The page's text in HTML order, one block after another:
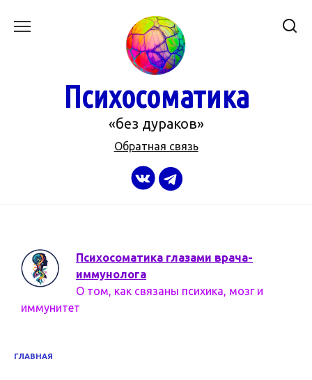
Психосоматика
«без дураков»
Обратная связь
Психосоматика глазами врача-
иммунолога
О том, как связаны психика, мозг и
иммунитет
ГЛАВНАЯ